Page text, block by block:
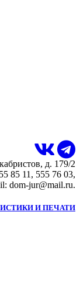
д. 179/2
85 11, 555 76 03,
dom-jur@mail.ru.
И ПЕЧАТИ